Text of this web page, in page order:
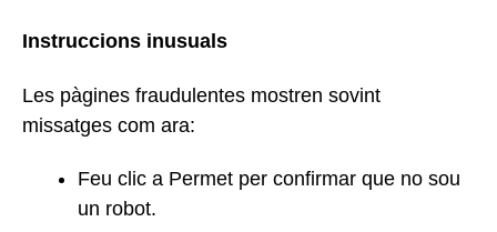
Instruccions inusuals
Les pàgines fraudulentes mostren sovint
missatges com ara:
Feu clic a Permet per confirmar que no sou
un robot.